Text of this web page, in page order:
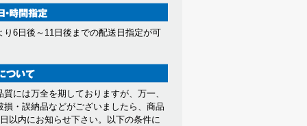
り6日後～11日後までの配送日指定が可
質には万全を期しておりますが、万一、
損・誤納品などがございましたら、商品
以内にお知らせ下さい。以下の条件に